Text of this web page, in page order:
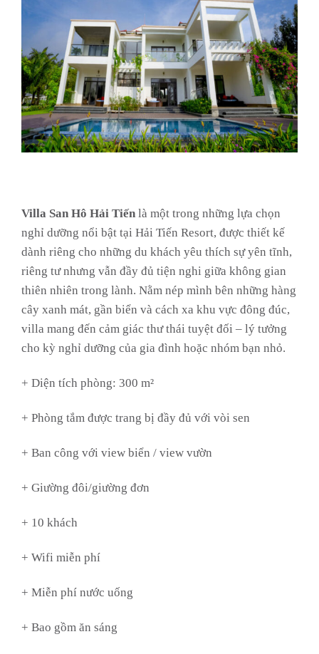
Villa San Hô Hải Tiến là một trong những lựa chọn
nghỉ dưỡng nổi bật tại Hải Tiến Resort, được thiết kế
dành riêng cho những du khách yêu thích sự yên tĩnh,
riêng tư nhưng vẫn đầy đủ tiện nghi giữa không gian
thiên nhiên trong lành. Nằm nép mình bên những hàng
cây xanh mát, gần biển và cách xa khu vực đông đúc,
villa mang đến cảm giác thư thái tuyệt đối – lý tưởng
cho kỳ nghỉ dưỡng của gia đình hoặc nhóm bạn nhỏ.
+ Diện tích phòng: 300 m²
+ Phòng tắm được trang bị đầy đủ với vòi sen
+ Ban công với view biển / view vườn
+ Giường đôi/giường đơn
+ 10 khách
+ Wifi miễn phí
+ Miễn phí nước uống
+ Bao gồm ăn sáng